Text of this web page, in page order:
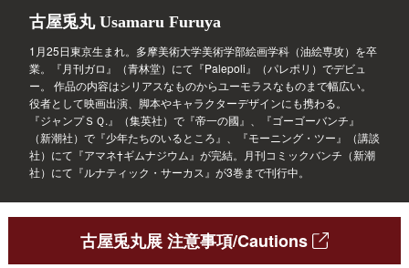
古屋兎丸 Usamaru Furuya
1月25日東京生まれ。多摩美術大学美術学部絵画学科（油絵専攻）を卒
業。『月刊ガロ』（青林堂）にて『Palepoli』（パレポリ）でデビュ
ー。 作品の内容はシリアスなものからユーモラスなものまで幅広い。
役者として映画出演、脚本やキャラクターデザインにも携わる。
『ジャンプＳＱ.』（集英社）で『帝一の國』、『ゴーゴーバンチ』
（新潮社）で『少年たちのいるところ』、『モーニング・ツー』（講談
社）にて『アマネ†ギムナジウム』が完結。月刊コミックバンチ（新潮
社）にて『ルナティック・サーカス』が3巻まで刊行中。
古屋兎丸展注意事項/Cautions